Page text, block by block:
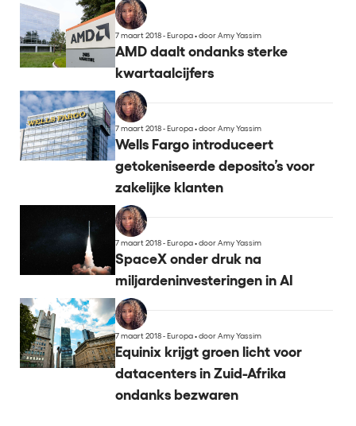
7 maart 2018 - Europa•door Amy Yassim
AMD daalt ondanks sterke
kwartaalcijfers
7 maart 2018 - Europa•door Amy Yassim
Wells Fargo introduceert
getokeniseerde deposito’s voor
zakelijke klanten
7 maart 2018 - Europa•door Amy Yassim
SpaceX onder druk na
miljardeninvesteringen in AI
7 maart 2018 - Europa•door Amy Yassim
Equinix krijgt groen licht voor
datacenters in Zuid-Afrika
ondanks bezwaren